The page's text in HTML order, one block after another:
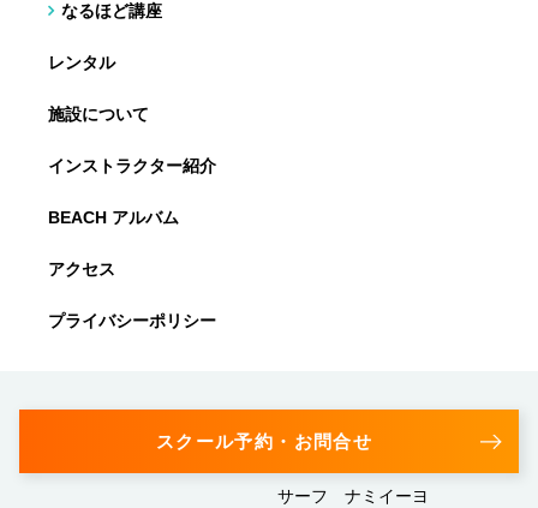
なるほど講座
レンタル
施設について
インストラクター紹介
BEACH アルバム
アクセス
プライバシーポリシー
スクール予約・お問合せ
サーフ ナミイーヨ